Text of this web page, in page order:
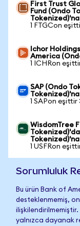
First Trust
Fund (Ondo
Tokenized)'na
1 FTGCon
Ichor
America
1 ICHRon
SAP (Ondo
Tokenized)'na
1 SAPon eşittir
WisdomTree
Tokenized)'na
1 USFRon
Sorumluluk
Bu ürün Bank of
desteklenmemiş,
yalnızca dayanak